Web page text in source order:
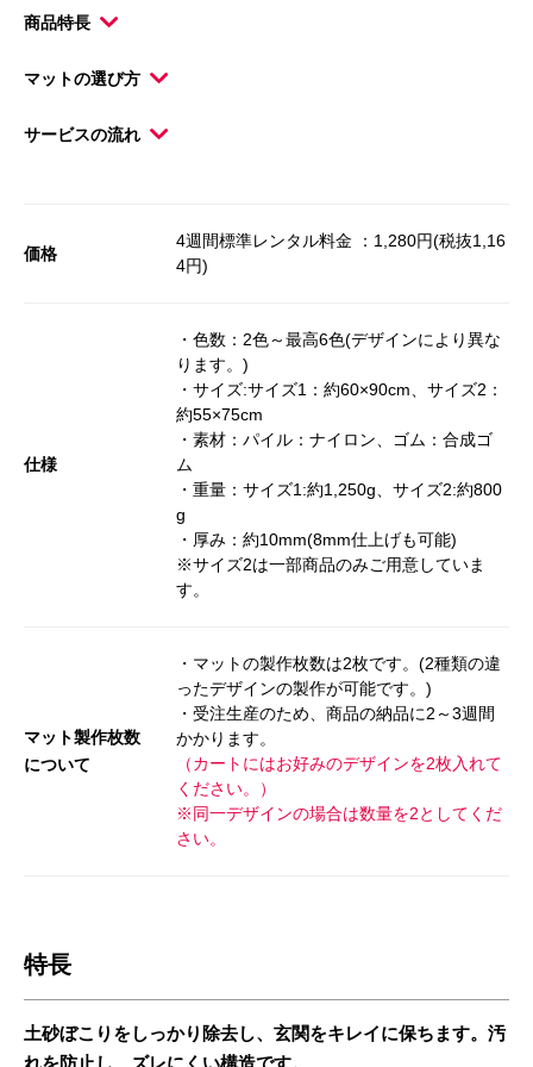
商品特長
マットの選び方
サービスの流れ
価格
4週間標準レンタル料金 ：1,280円(税抜1,16
4円)
仕様
・色数：2色～最高6色(デザインにより異な
ります。)
・サイズ:サイズ1：約60×90cm、サイズ2：
約55×75cm
・素材：パイル：ナイロン、ゴム：合成ゴ
ム
・重量：サイズ1:約1,250g、サイズ2:約800
g
・厚み：約10mm(8mm仕上げも可能)
※サイズ2は一部商品のみご用意していま
す。
マット製作枚数
について
・マットの製作枚数は2枚です。(2種類の違
ったデザインの製作が可能です。)
・受注生産のため、商品の納品に2～3週間
かかります。
（カートにはお好みのデザインを2枚入れて
ください。）
※同一デザインの場合は数量を2としてくだ
さい。
特長
土砂ぼこりをしっかり除去し、玄関をキレイに保ちます。汚
れを防止し、ズレにくい構造です。